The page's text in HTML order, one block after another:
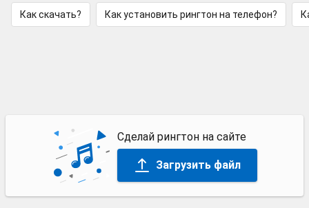
Как скачать? Как установить рингтон на телефон?
Сделай рингтон на сайте
Загрузить файл